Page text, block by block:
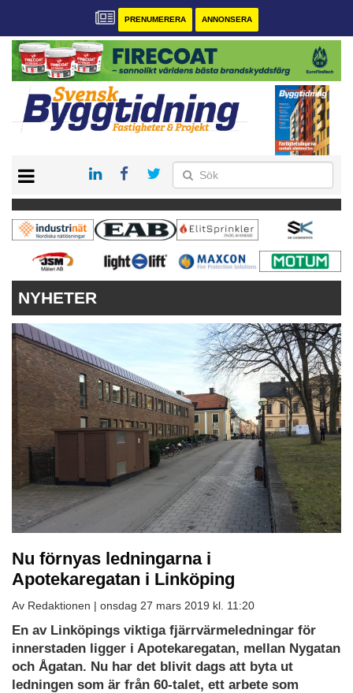
PRENUMERERA ANNONSERA
PRENUMERERA
VÅRA ANDRA MAGASIN
ANNONSERA
NYHETER
Nu förnyas ledningarna i
Apotekaregatan i Linköping
Av Redaktionen | onsdag 27 mars 2019 kl. 11:20
En av Linköpings viktiga fjärrvärmeledningar för
innerstaden ligger i Apotekaregatan, mellan Nygatan
och Ågatan. Nu har det blivit dags att byta ut
ledningen som är från 60-talet, ett arbete som